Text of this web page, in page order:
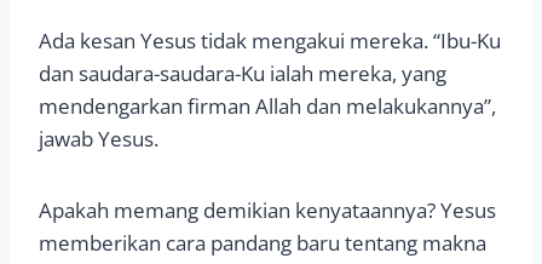
Ada kesan Yesus tidak mengakui mereka. “Ibu-Ku
dan saudara-saudara-Ku ialah mereka, yang
mendengarkan firman Allah dan melakukannya”,
jawab Yesus.
Apakah memang demikian kenyataannya? Yesus
memberikan cara pandang baru tentang makna